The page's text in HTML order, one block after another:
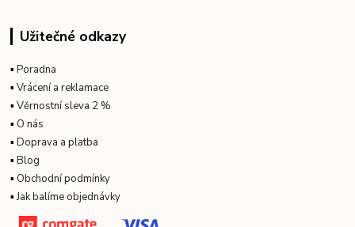
Užitečné odkazy
▪Poradna
▪Vrácení a reklamace
▪Věrnostní sleva 2 %
▪ O nás
▪Doprava a platba
▪Blog
▪ Obchodní podmínky
▪Jak balíme objednávky